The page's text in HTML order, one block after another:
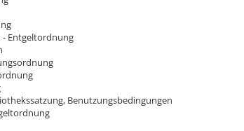
Entgeltordnung
Benutzungsbedingungen